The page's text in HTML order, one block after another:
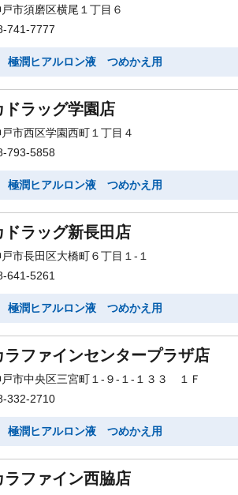
市須磨区横尾１丁目６
741-7777
極潤ヒアルロン液 つめかえ用
ドラッグ学園店
市西区学園西町１丁目４
793-5858
極潤ヒアルロン液 つめかえ用
ドラッグ新長田店
市長田区大橋町６丁目１-１
641-5261
極潤ヒアルロン液 つめかえ用
ラファインセンタープラザ店
市中央区三宮町１-９-１-１３３ １Ｆ
332-2710
極潤ヒアルロン液 つめかえ用
ラファイン西脇店